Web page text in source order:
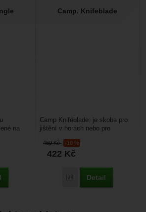
na
Camp. Knifeblade
469Kč -10 %
422 Kč
Porovnat
Detail
Camp Knifeblade: je skoba pro
jištění v horách nebo pro
hodit při lezení...